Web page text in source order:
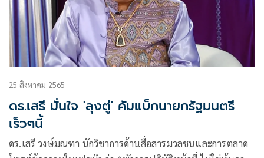
25 สิงหาคม 2565
ดร.เสรี มั่นใจ 'ลุงตู่' คัมแบ็กนายกรัฐมนตรี
เร็วๆนี้
ดร.เสรี วงษ์มณฑา นักวิชาการด้านสื่อสารมวลชนและการตลาด